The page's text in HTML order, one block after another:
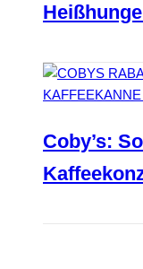
Coby’s: